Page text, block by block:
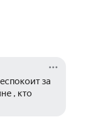
за
, кто